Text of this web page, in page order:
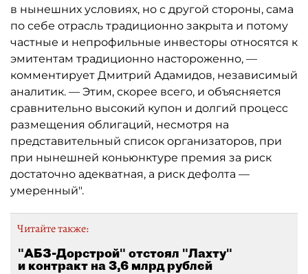
в нынешних условиях, но с другой стороны, сама
по себе отрасль традиционно закрыта и потому
частные и непрофильные инвесторы относятся к
эмитентам традиционно настороженно, —
комментирует Дмитрий Адамидов, независимый
аналитик. — Этим, скорее всего, и объясняется
сравнительно высокий купон и долгий процесс
размещения облигаций, несмотря на
представительный список организаторов, при
при нынешней коньюнктуре премия за риск
достаточно адекватная, а риск дефолта —
умеренный".
Читайте также:
"АБЗ-Дорстрой" отстоял "Лахту"
и контракт на 3,6 млрд рублей